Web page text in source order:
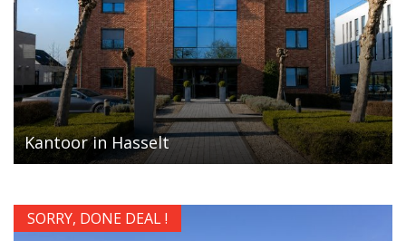
Kantoor in Hasselt
SORRY, DONE DEAL !